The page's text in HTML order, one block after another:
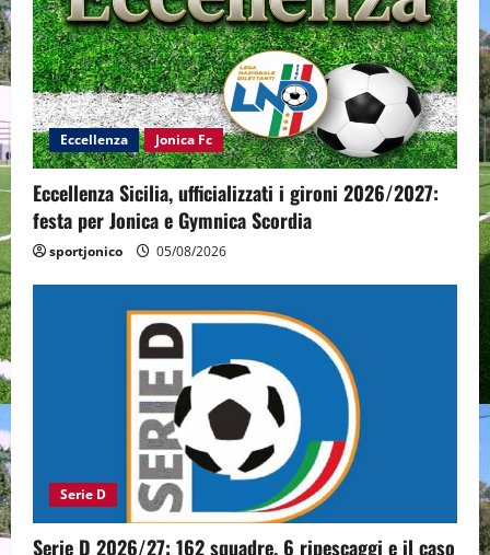
Eccellenza Jonica Fc
Eccellenza Sicilia, ufficializzati i gironi 2026/2027:
festa per Jonica e Gymnica Scordia
sportjonico 05/08/2026
Serie D
Serie D 2026/27: 162 squadre, 6 ripescaggi e il caso